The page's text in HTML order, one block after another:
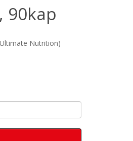
90kap
Nutrition)